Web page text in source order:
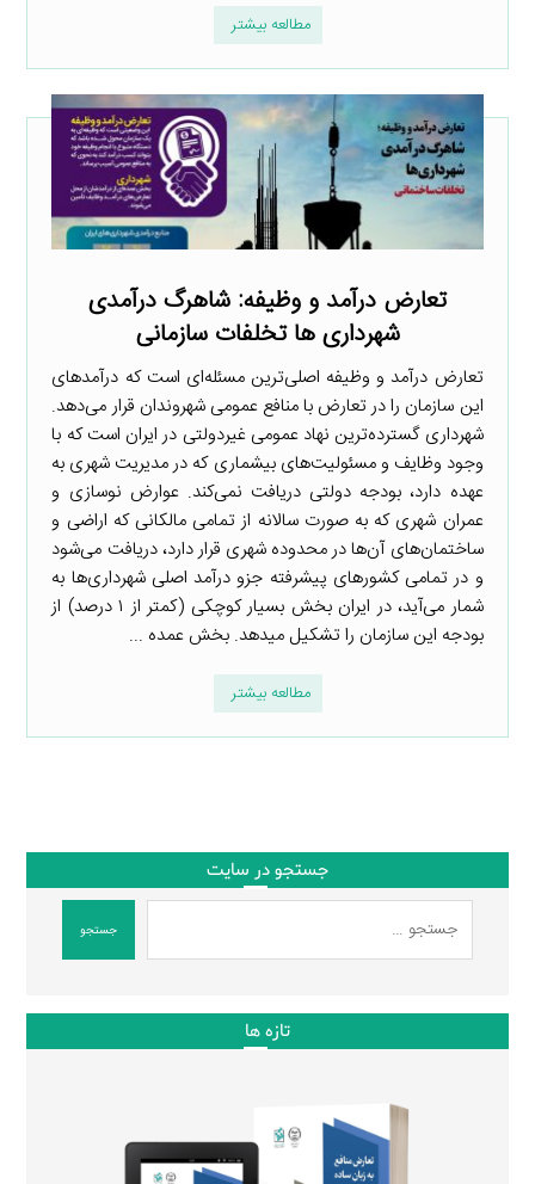
مطالعه بیشتر
تعارض درآمد و وظیفه: شاهرگ درآمدی
شهرداری ها تخلفات سازمانی
تعارض درآمد و وظیفه اصلی‌ترین مسئله‌ای است که درآمدهای
این سازمان را در تعارض با منافع عمومی شهروندان قرار می‌دهد.
شهرداری گسترده‌ترین نهاد عمومی غیردولتی در ایران است که با
وجود وظایف و مسئولیت‌های بیشماری که در مدیریت شهری به
عهده دارد، بودجه دولتی دریافت نمی‌کند. عوارض نوسازی و
عمران شهری که به صورت سالانه از تمامی مالکانی که اراضی و
ساختمان‌های آن‌ها در محدوده شهری قرار دارد، دریافت می‌شود
و در تمامی کشورهای پیشرفته جزو درآمد اصلی شهرداری‌ها به
شمار می‌آید، در ایران بخش بسیار کوچکی (کمتر از ۱ درصد) از
بودجه این سازمان را تشکیل میدهد. بخش عمده ...
مطالعه بیشتر
جستجو در سایت
جستجو
تازه ها